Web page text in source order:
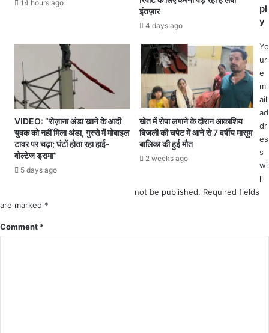
आ
रो
पी
गि
फ्ता
ला
वि
मा
ना
4
लो
14 hours ago
इंतज़ार
4 days ago
VIDEO: “रोज़ाना अंडा खाने के आदी
युवक को नहीं मिला अंडा, गुस्से में मोबाइल
टावर पर चढ़ा; घंटों होता रहा हाई-
वोल्टेज ड्रामा”
5 days ago
खेत में रोपा लगाने के दौरान आकाशिय
बिजली की चपेट में आने से 7 वर्षीय मासूम
बालिका की हुई मौत
2 weeks ago
pl
y
Yo
ur
e
m
ail
ad
dr
es
s
wi
ll
not be published. Required fields
are marked *
Comment *